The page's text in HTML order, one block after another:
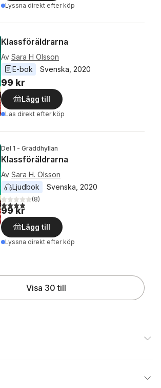
Lyssna direkt efter köp
Klassföräldrarna
Av Sara H Olsson
E-bok
Svenska 2020
99 kr
Lägg till
Läs direkt efter köp
Del 1 - Gräddhyllan
Klassföräldrarna
Av Sara H. Olsson
Ljudbok
Svenska 2020
3,9utav 5 stjärnor. Totalt antal röster:
(8)
99 kr
Lägg till
Lyssna direkt efter köp
Visa 30 till